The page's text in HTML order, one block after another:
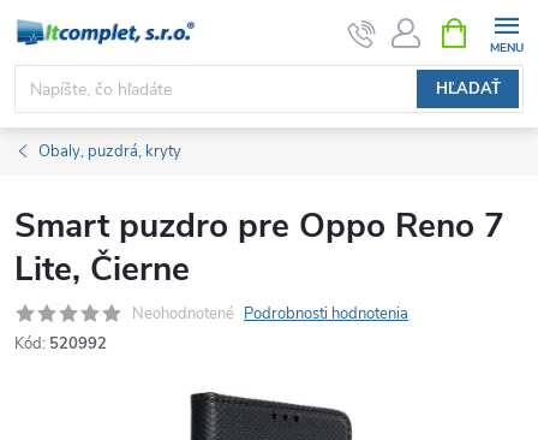
Prejsť
obsah
HĽADAŤ
KOŠÍK
Obaly, puzdrá, kryty
Smart puzdro pre Oppo Reno 7
Lite, Čierne
Neohodnotené Podrobnosti hodnotenia
Kód: 520992